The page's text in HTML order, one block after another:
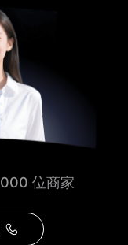
位商家